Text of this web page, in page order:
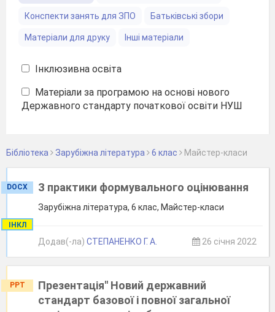
Конспекти занять для ЗПО Батьківські збори
Матеріали для друку Інші матеріали
Інклюзивна освіта
Матеріали за програмою на основі нового
Державного стандарту початкової освіти НУШ
Бібліотека Зарубіжна література 6 клас Майстер-класи
DOCX
ІНКЛ
З практики формувального оцінювання
Зарубіжна література, 6 клас, Майстер-класи
Додав(-ла) СТЕПАНЕНКО Г. А. 26 січня 2022
PPT
Презентація" Новий державний
стандарт базової і повної загальної